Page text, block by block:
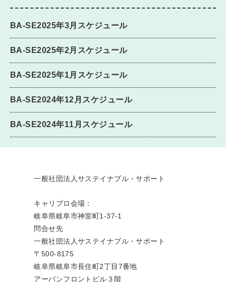
BA-SE2025年3月スケジュール
BA-SE2025年2月スケジュール
BA-SE2025年1月スケジュール
BA-SE2024年12月スケジュール
BA-SE2024年11月スケジュール
一般社団法人サステイナブル・サポート
キャリプロ会場：
岐阜県岐阜市神室町1-37-1
問合せ先
一般社団法人サステイナブル・サポート
〒500-8175
岐阜県岐阜市長住町2丁目7番地
アーバンフロントビル３階